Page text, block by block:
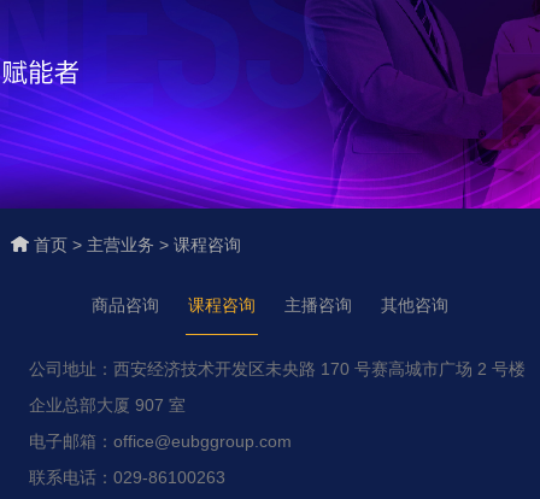
首页 > 主营业务 > 课程咨询
商品咨询 课程咨询 主播咨询 其他咨询
公司地址：西安经济技术开发区未央路 170 号赛高城市广场 2 号楼
企业总部大厦 907 室
电子邮箱：office@eubggroup.com
联系电话：029-86100263